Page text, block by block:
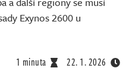
Exynos 2600 u
1 minuta 22. 1. 2026